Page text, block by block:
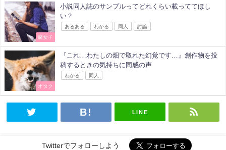
腐女子
小説同人誌のサンプルってどれくらい載っててほし
い？
あるある わかる 同人 討論
オタク
『これ…わたしの畑で取れた幻覚です…』創作物を投
稿するときの気持ちに同感の声
わかる 同人
LINE
Twitterでフォローしよう